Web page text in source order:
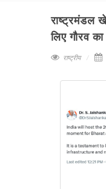
राष्ट्रमंडल
लिए गौरव
राष्ट्रीय